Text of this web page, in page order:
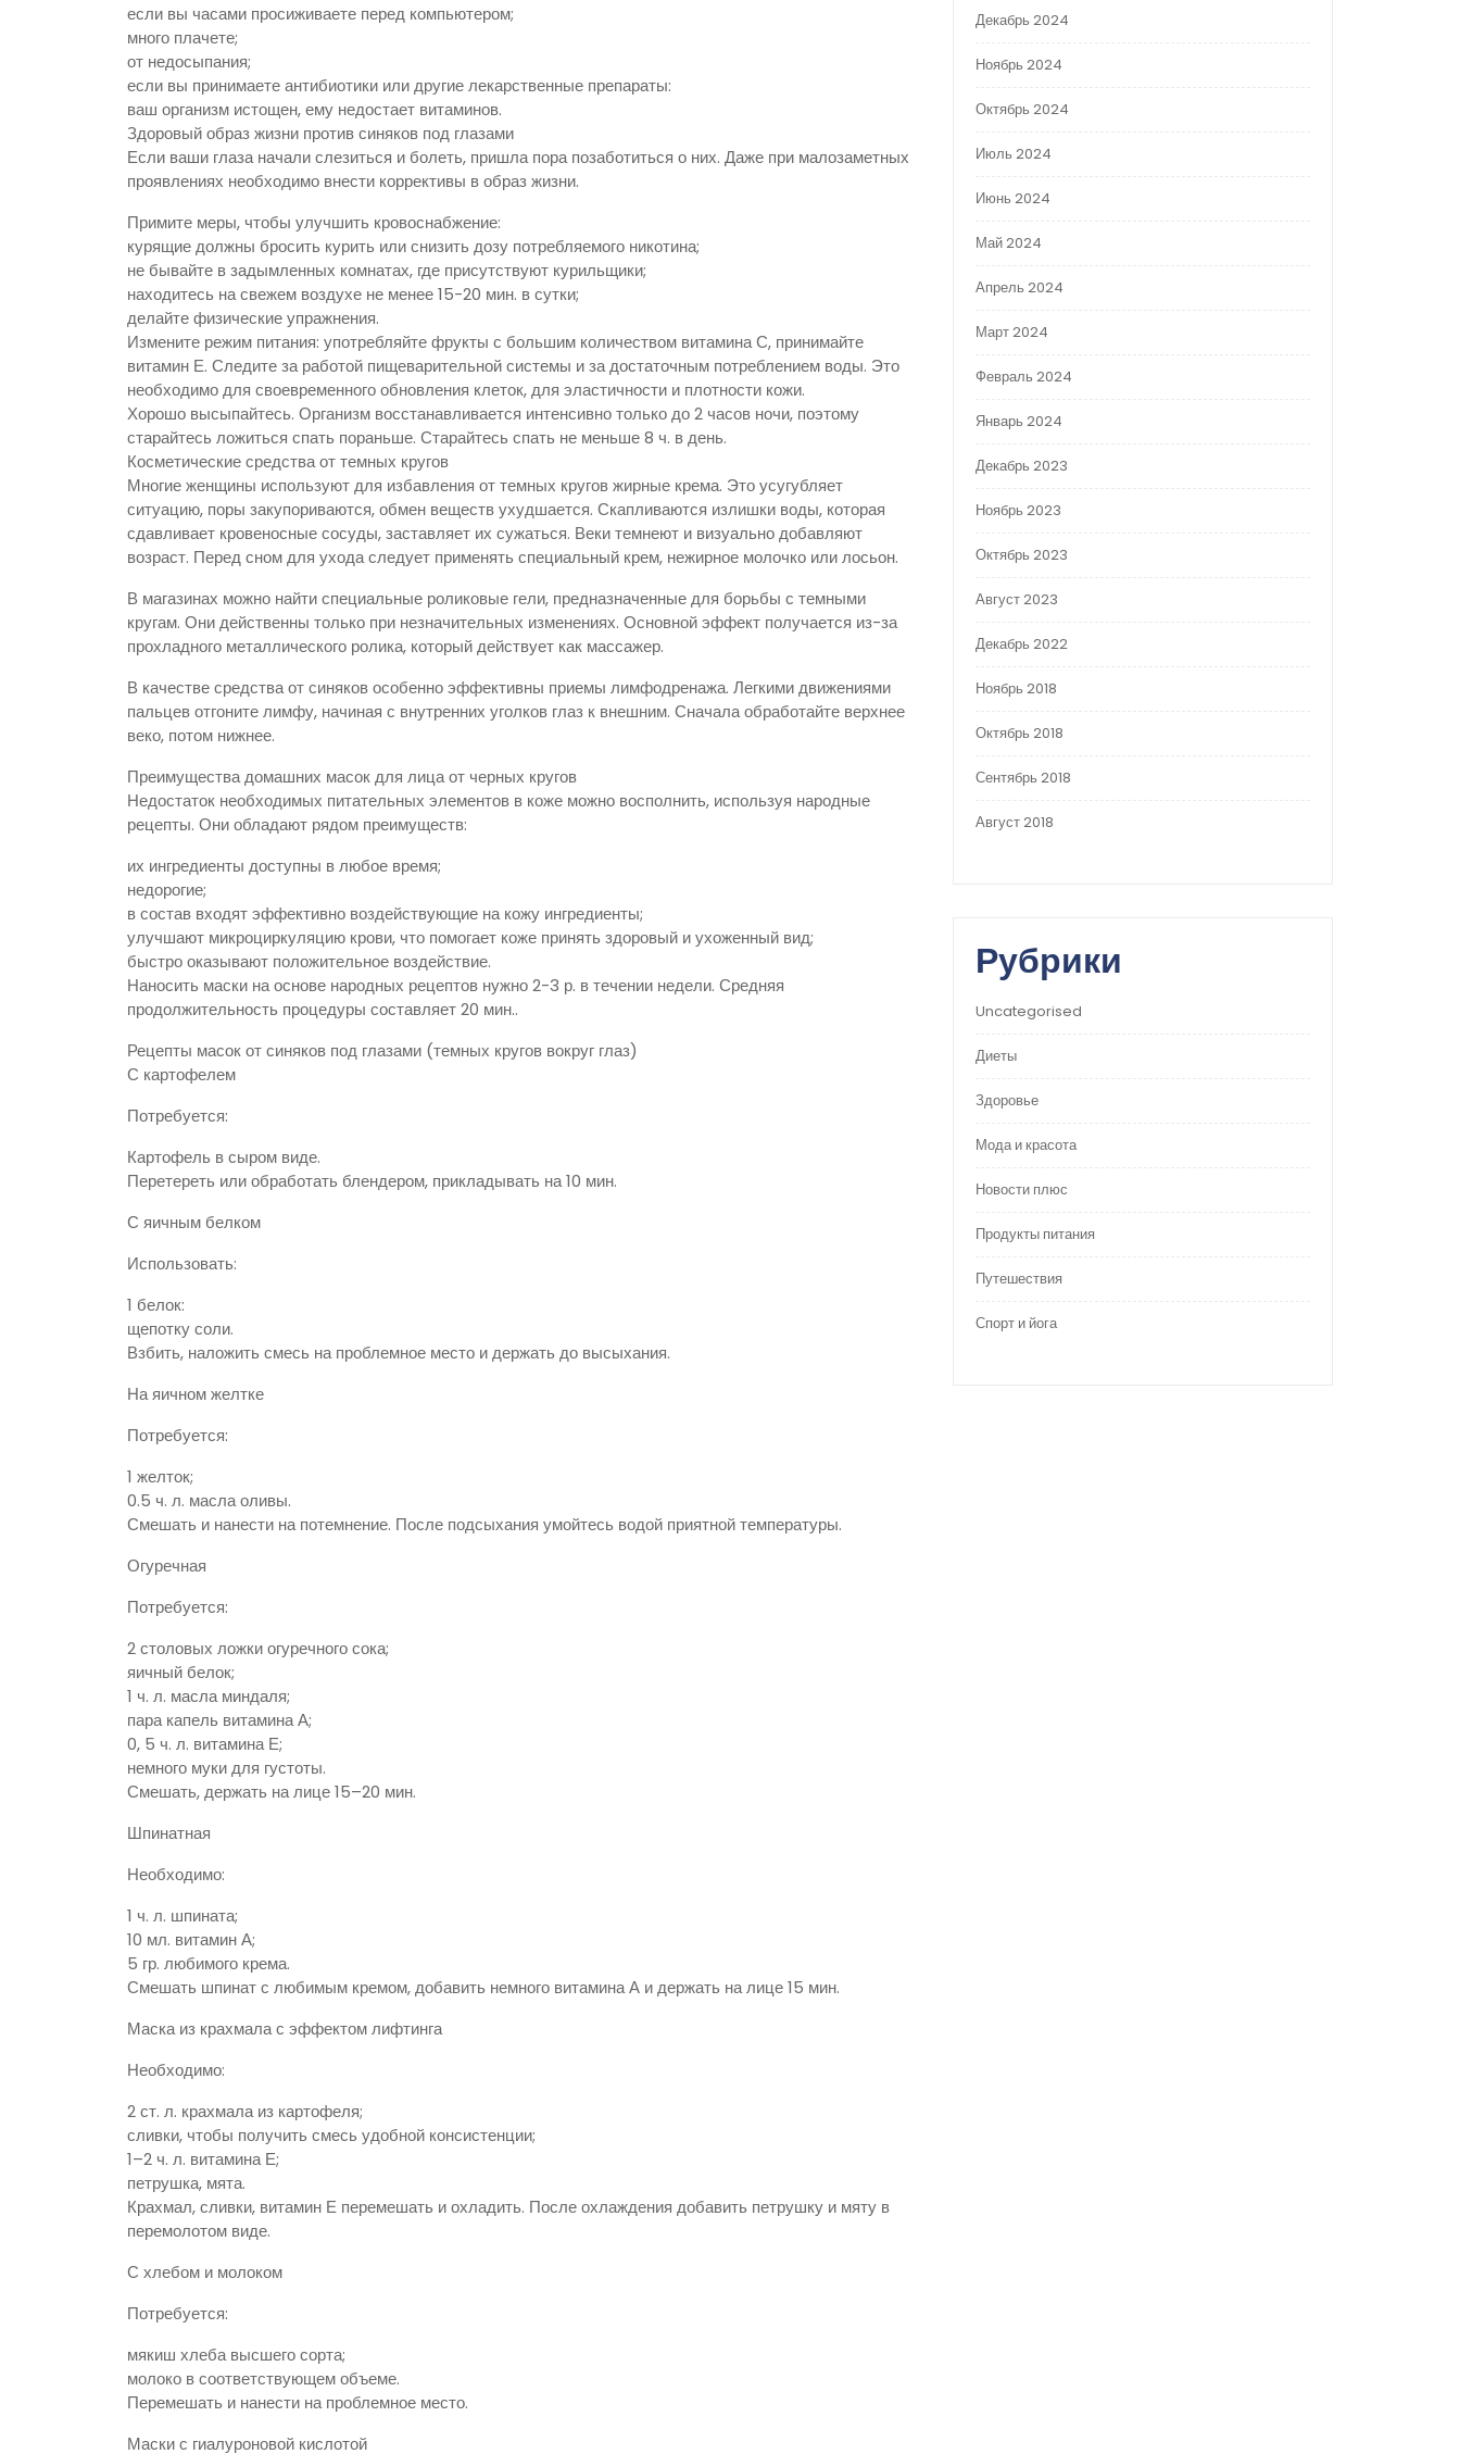
если вы часами просиживаете перед компьютером;
много плачете;
от недосыпания;
если вы принимаете антибиотики или другие лекарственные препараты:
ваш организм истощен, ему недостает витаминов.
Здоровый образ жизни против синяков под глазами
Если ваши глаза начали слезиться и болеть, пришла пора позаботиться о них. Даже при малозаметных
проявлениях необходимо внести коррективы в образ жизни.
Примите меры, чтобы улучшить кровоснабжение:
курящие должны бросить курить или снизить дозу потребляемого никотина;
не бывайте в задымленных комнатах, где присутствуют курильщики;
находитесь на свежем воздухе не менее 15-20 мин. в сутки;
делайте физические упражнения.
Измените режим питания: употребляйте фрукты с большим количеством витамина С, принимайте
витамин Е. Следите за работой пищеварительной системы и за достаточным потреблением воды. Это
необходимо для своевременного обновления клеток, для эластичности и плотности кожи.
Хорошо высыпайтесь. Организм восстанавливается интенсивно только до 2 часов ночи, поэтому
старайтесь ложиться спать пораньше. Старайтесь спать не меньше 8 ч. в день.
Косметические средства от темных кругов
Многие женщины используют для избавления от темных кругов жирные крема. Это усугубляет
ситуацию, поры закупориваются, обмен веществ ухудшается. Скапливаются излишки воды, которая
сдавливает кровеносные сосуды, заставляет их сужаться. Веки темнеют и визуально добавляют
возраст. Перед сном для ухода следует применять специальный крем, нежирное молочко или лосьон.
В магазинах можно найти специальные роликовые гели, предназначенные для борьбы с темными
кругам. Они действенны только при незначительных изменениях. Основной эффект получается из-за
прохладного металлического ролика, который действует как массажер.
В качестве средства от синяков особенно эффективны приемы лимфодренажа. Легкими движениями
пальцев отгоните лимфу, начиная с внутренних уголков глаз к внешним. Сначала обработайте верхнее
веко, потом нижнее.
Преимущества домашних масок для лица от черных кругов
Недостаток необходимых питательных элементов в коже можно восполнить, используя народные
рецепты. Они обладают рядом преимуществ:
их ингредиенты доступны в любое время;
недорогие;
в состав входят эффективно воздействующие на кожу ингредиенты;
улучшают микроциркуляцию крови, что помогает коже принять здоровый и ухоженный вид;
быстро оказывают положительное воздействие.
Наносить маски на основе народных рецептов нужно 2-3 р. в течении недели. Средняя
продолжительность процедуры составляет 20 мин..
Рецепты масок от синяков под глазами (темных кругов вокруг глаз)
С картофелем
Потребуется:
Картофель в сыром виде.
Перетереть или обработать блендером, прикладывать на 10 мин.
С яичным белком
Использовать:
1 белок:
щепотку соли.
Взбить, наложить смесь на проблемное место и держать до высыхания.
На яичном желтке
Потребуется:
1 желток;
0.5 ч. л. масла оливы.
Смешать и нанести на потемнение. После подсыхания умойтесь водой приятной температуры.
Огуречная
Потребуется:
2 столовых ложки огуречного сока;
яичный белок;
1 ч. л. масла миндаля;
пара капель витамина А;
0, 5 ч. л. витамина Е;
немного муки для густоты.
Смешать, держать на лице 15–20 мин.
Шпинатная
Необходимо:
1 ч. л. шпината;
10 мл. витамин А;
5 гр. любимого крема.
Смешать шпинат с любимым кремом, добавить немного витамина А и держать на лице 15 мин.
Маска из крахмала с эффектом лифтинга
Необходимо:
2 ст. л. крахмала из картофеля;
сливки, чтобы получить смесь удобной консистенции;
1–2 ч. л. витамина Е;
петрушка, мята.
Крахмал, сливки, витамин Е перемешать и охладить. После охлаждения добавить петрушку и мяту в
перемолотом виде.
С хлебом и молоком
Потребуется:
мякиш хлеба высшего сорта;
молоко в соответствующем объеме.
Перемешать и нанести на проблемное место.
Маски с гиалуроновой кислотой
Декабрь 2024
Ноябрь 2024
Октябрь 2024
Июль 2024
Июнь 2024
Май 2024
Апрель 2024
Март 2024
Февраль 2024
Январь 2024
Декабрь 2023
Ноябрь 2023
Октябрь 2023
Август 2023
Декабрь 2022
Ноябрь 2018
Октябрь 2018
Сентябрь 2018
Август 2018
Рубрики
Uncategorised
Диеты
Здоровье
Мода и красота
Новости плюс
Продукты питания
Путешествия
Спорт и йога